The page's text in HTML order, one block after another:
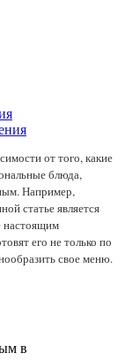
от того, какие
блюда,
Например,
статье является
настоящим
его не только по
свое меню.
в